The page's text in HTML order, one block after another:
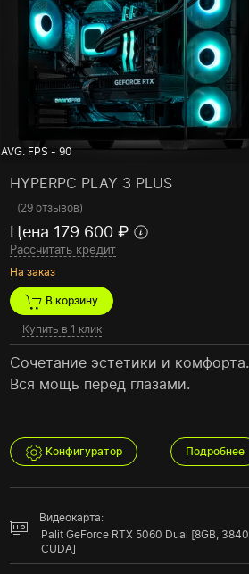
AVG. FPS - 90
HYPERPC PLAY 3 PLUS
(29 отзывов)
Цена 179 600 ₽
Рассчитать кредит
На заказ
В корзину
Купить в 1 клик
Сочетание эстетики и комфорта.
Вся мощь перед глазами.
Конфигуратор Подробнее
Видеокарта:
Palit GeForce RTX 5060 Dual [8GB, 3840
CUDA]